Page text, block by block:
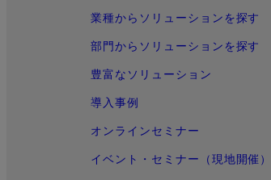
業種からソリューションを探す
部門からソリューションを探す
豊富なソリューション
導入事例
オンラインセミナー
イベント・セミナー（現地開催）